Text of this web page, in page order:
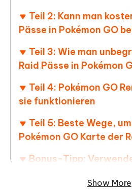
Teil 2: Kann man
Pässe in Pokémon GO
Teil 3: Wie man
Raid Pässe in Pokémon
Teil 4: Pokémon GO
sie funktionieren
Teil 5: Beste Wege,
Pokémon GO Karte der
Bonus-Tipp:
ändern und auf mehr
Show More